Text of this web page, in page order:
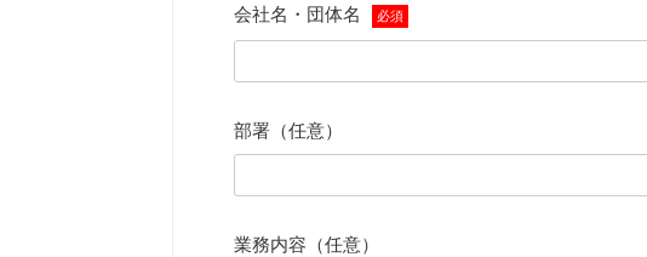
会社名・団体名 必須
部署（任意）
業務内容（任意）